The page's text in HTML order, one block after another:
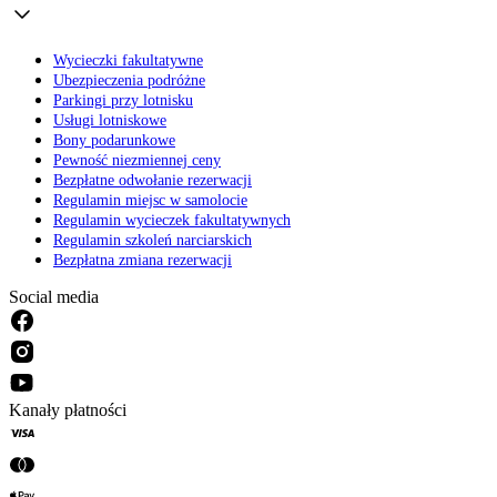
Wycieczki fakultatywne
Ubezpieczenia podróżne
Parkingi przy lotnisku
Usługi lotniskowe
Bony podarunkowe
Pewność niezmiennej ceny
Bezpłatne odwołanie rezerwacji
Regulamin miejsc w samolocie
Regulamin wycieczek fakultatywnych
Regulamin szkoleń narciarskich
Bezpłatna zmiana rezerwacji
Social media
Kanały płatności